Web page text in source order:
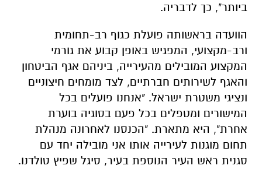
ביותר", כך לדבריה.
הוועדה בראשותה פועלת כגוף רב-תחומית
ורב-מקצועי, המפגיש באופן קבוע את גורמי
המקצוע המובילים מהעירייה, ביניהם אגף הביטחון
והאגף לשירותים חברתיים, לצד מומחים חיצוניים
ונציגי משטרת ישראל. "אנחנו פועלים בכל
המישורים ומטפלים בכל פעם בסוגיה בוערת
אחרת", היא מתארת. "הכנסנו לאחרונה מנהלת
תחום מוגנות לעירייה אותו אני מובילה יחד עם
סגנית ראש העיר הנוספת בעיר, סיגל שפיץ טולדנו.